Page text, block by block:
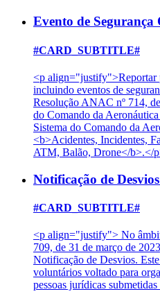
Evento de Segurança
#CARD_SUBTITLE#
<p align="justify">Reportar
incluindo eventos de
Resolução ANAC nº 714,
do Comando da
Sistema do Comando da
<b>Acidentes, Incidentes,
ATM, Balão, Drone</b>.</
Notificação de
#CARD_SUBTITLE#
<p align="justify"> No
709, de 31 de março de
Notificação de Desvios.
voluntários voltado para
pessoas jurídicas